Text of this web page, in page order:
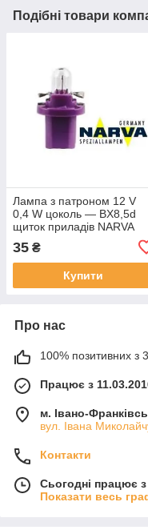
Подібні товари
Лампа з патроном 12 V
0,4 W цоколь — BX8,5d
щиток приладів NARVA
35 ₴
Купити
Про нас
100% позитивних з
Працює з
м. Івано-
вул. Івана
Контакти
Сьогодні працює
Показати весь